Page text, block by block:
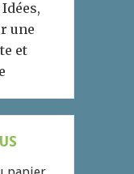
Idées,
une
et